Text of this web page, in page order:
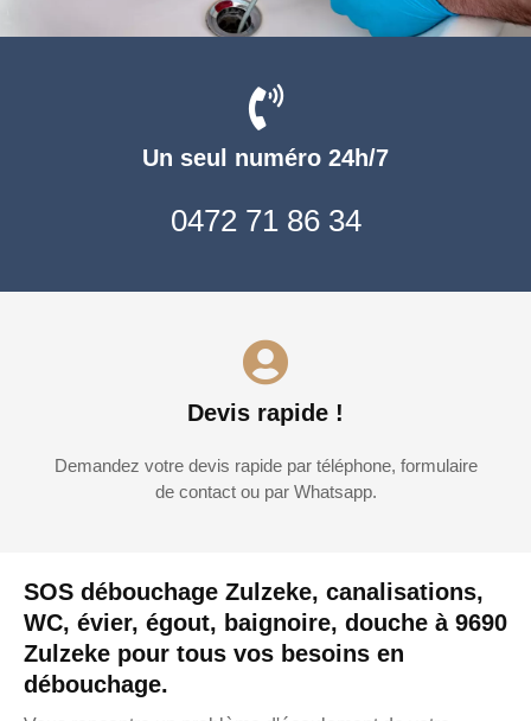
SOS débouchage Zulzeke, canalisations,
WC, évier, égout, baignoire, douche à 9690
Zulzeke pour tous vos besoins en
débouchage.
Un seul numéro 24h/7
0472 71 86 34
Devis rapide !
Demandez votre devis rapide par téléphone, formulaire
de contact ou par Whatsapp.